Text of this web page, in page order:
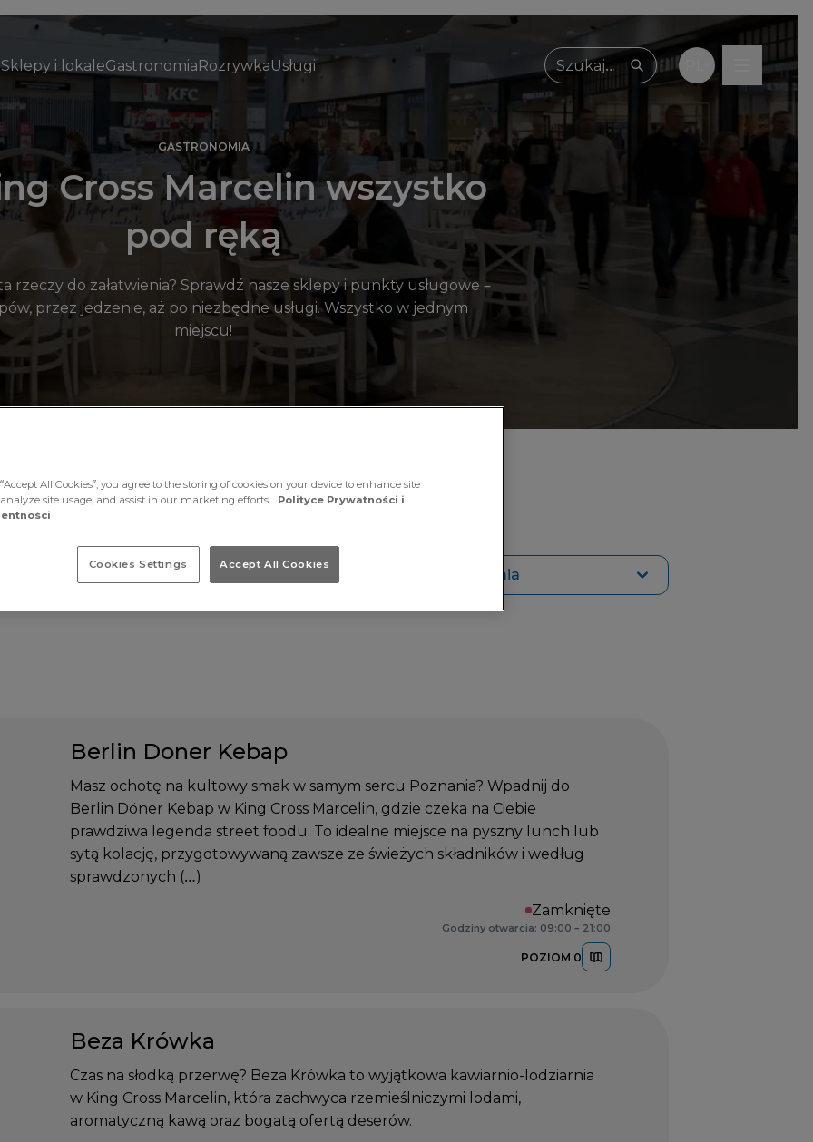
Sklepy i lokaleGastronomiaRozrywkaUsługi
Wpisz, czego szukasz
GASTRONOMIA
Cross Marcelin wszystko
pod ręką
rzeczy do załatwienia? Sprawdź nasze sklepy i punkty usługowe –
przez jedzenie, aż po niezbędne usługi. Wszystko w jednym
miejscu!
Gastronomia
Berlin Doner Kebap
Masz ochotę na kultowy smak w samym sercu Poznania? Wpadnij do
Berlin Döner Kebap w King Cross Marcelin, gdzie czeka na Ciebie
prawdziwa legenda street foodu. To idealne miejsce na pyszny lunch lub
sytą kolację, przygotowywaną zawsze ze świeżych składników i według
sprawdzonych (…)
Zamknięte
Godziny otwarcia: 09:00 – 21:00
POZIOM 0
Beza Krówka
Czas na słodką przerwę? Beza Krówka to wyjątkowa kawiarnio-lodziarnia
w King Cross Marcelin, która zachwyca rzemieślniczymi lodami,
aromatyczną kawą oraz bogatą ofertą deserów.
All Cookies”, you agree to the storing of cookies on your device to enhance site
site usage, and assist in our marketing efforts.
Polityce Prywatności i
Cookies Settings Accept All Cookies